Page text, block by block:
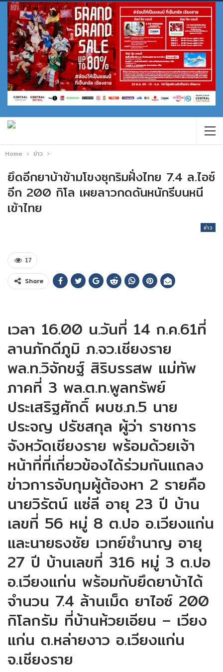
Home ข่าว
ยึดอีกยาบ้าข้ามโขงซุกริมฝั่งไทย 7.4 ล.ไอซ์
อีก 200 กิโล เผยลาวกดดันหนักรีบนหนี
เข้าไทย
ข่าว
17
Share
เวลา 16.00 น.วันที่ 14 ก.ค.61ที่
ลานภักดีภูมิ ภ.จว.เชียงราย
พล.ท.วิจักขฐ์ สิริบรรสพ แม่ทัพ
ภาคที่ 3 พล.ต.ท.พูลทรัพย์
ประเสริฐศักดิ์ ผบช.ภ.5 นาย
ประจญ ปรัชสกุล ผู้ว่า ราชการ
จังหวัดเชียงราย พร้อมด้วยเจ้า
หน้าที่ที่เกี่ยวข้องได้ร่วมกันแถลง
ข่าวการจับกุมผู้ต้องหา 2 รายคือ
นายวิรัตน์ แซ่ลี อายุ 23 ปี บ้าน
เลขที่ 56 หมู่ 8 ต.ปอ อ.เวียงแก่น
และนายธงชัย เวทย์ชำนาญ อายุ
27 ปี บ้านเลขที่ 316 หมู่ 3 ต.ปอ
อ.เวียงแก่น พร้อมกับยึดยาบ้าได้
จำนวน 7.4 ล้านเม็ด ยาไอซ์ 200
กิโลกรัม ที่บ้านห้วยเอียน – เวียง
แก่น ต.หล่ายงาว อ.เวียงแก่น
จ.เชียงราย